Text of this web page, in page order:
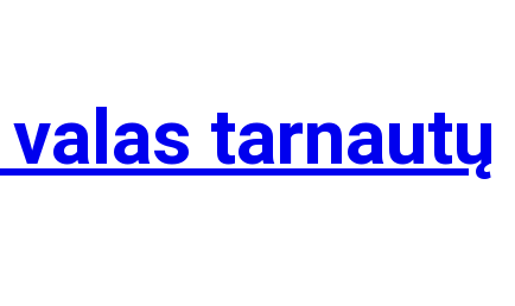
tarnautų